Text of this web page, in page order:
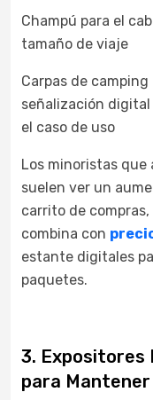
Champú para el
tamaño de viaje
Carpas de
señalización
el caso de uso
Los minoristas que
suelen ver un
carrito de
combina con
estante digitales
paquetes.
3. Expositores
para